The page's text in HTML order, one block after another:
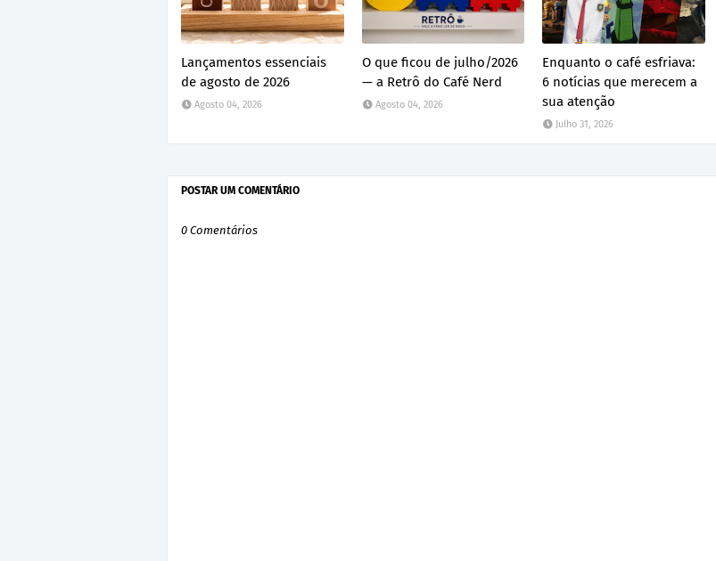
Lançamentos essenciais
de agosto de 2026
Agosto 04, 2026
O que ficou de julho/2026
— a Retrô do Café Nerd
Agosto 04, 2026
Enquanto o café esfriava:
6 notícias que merecem a
sua atenção
Julho 31, 2026
POSTAR UM COMENTÁRIO
0 Comentários